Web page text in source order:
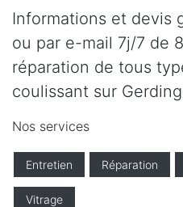
Informations et devis
ou par e-mail 7j/7 de
réparation de tous
coulissant sur
Nos services
Entretien Réparation
Vitrage